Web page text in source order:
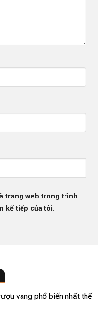
vang phổ biến nhất thế
trang web trong trình
kế tiếp của tôi.